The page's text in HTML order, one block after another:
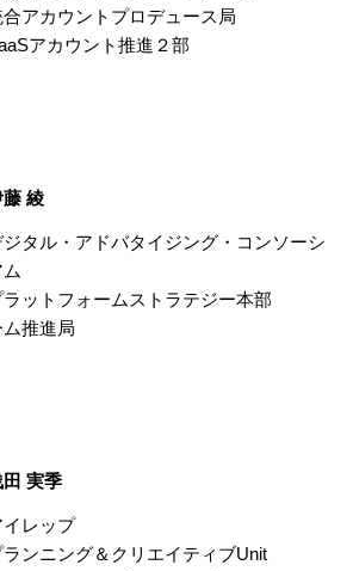
合アカウントプロデュース局
アカウント推進２部
藤 綾
ジタル・アドバタイジング・コンソーシ
ム
ラットフォームストラテジー本部
推進局
田 実季
イレップ
ランニング＆クリエイティブUnit